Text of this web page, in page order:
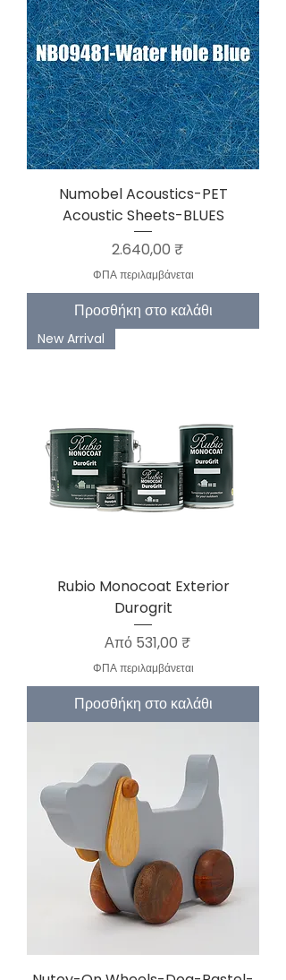
Numobel Acoustics-PET
Acoustic Sheets-BLUES
Τιμή
2.640,00 ₹
ΦΠΑ περιλαμβάνεται
Προσθήκη στο καλάθι
New Arrival
Rubio Monocoat Exterior
Durogrit
Από 531,00 ₹
Τιμή Έκπτωσης
ΦΠΑ περιλαμβάνεται
Προσθήκη στο καλάθι